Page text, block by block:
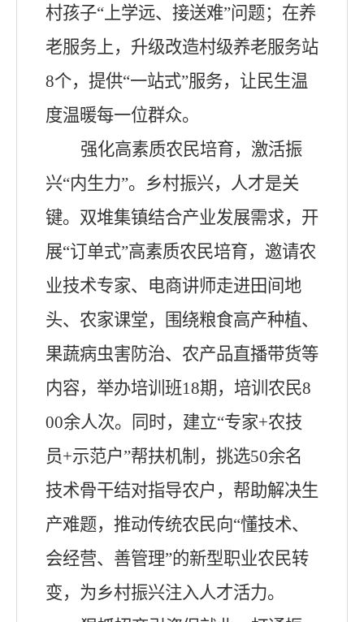
村孩子“上学远、接送难”问题；在养
老服务上，升级改造村级养老服务站
8个，提供“一站式”服务，让民生温
度温暖每一位群众。
强化高素质农民培育，激活振
兴“内生力”。乡村振兴，人才是关
键。双堆集镇结合产业发展需求，开
展“订单式”高素质农民培育，邀请农
业技术专家、电商讲师走进田间地
头、农家课堂，围绕粮食高产种植、
果蔬病虫害防治、农产品直播带货等
内容，举办培训班18期，培训农民8
00余人次。同时，建立“专家+农技
员+示范户”帮扶机制，挑选50余名
技术骨干结对指导农户，帮助解决生
产难题，推动传统农民向“懂技术、
会经营、善管理”的新型职业农民转
变，为乡村振兴注入人才活力。